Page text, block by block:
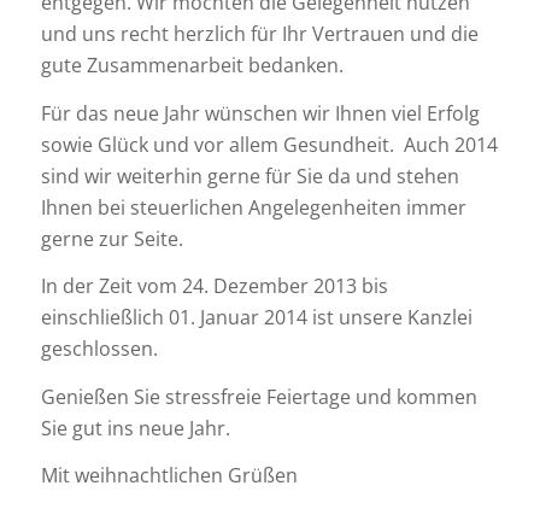
und uns recht herzlich für Ihr Vertrauen und die
gute Zusammenarbeit bedanken.
Für das neue Jahr wünschen wir Ihnen viel Erfolg
sowie Glück und vor allem Gesundheit. Auch 2014
sind wir weiterhin gerne für Sie da und stehen
Ihnen bei steuerlichen Angelegenheiten immer
gerne zur Seite.
In der Zeit vom 24. Dezember 2013 bis
einschließlich 01. Januar 2014 ist unsere Kanzlei
geschlossen.
Genießen Sie stressfreie Feiertage und kommen
Sie gut ins neue Jahr.
Mit weihnachtlichen Grüßen